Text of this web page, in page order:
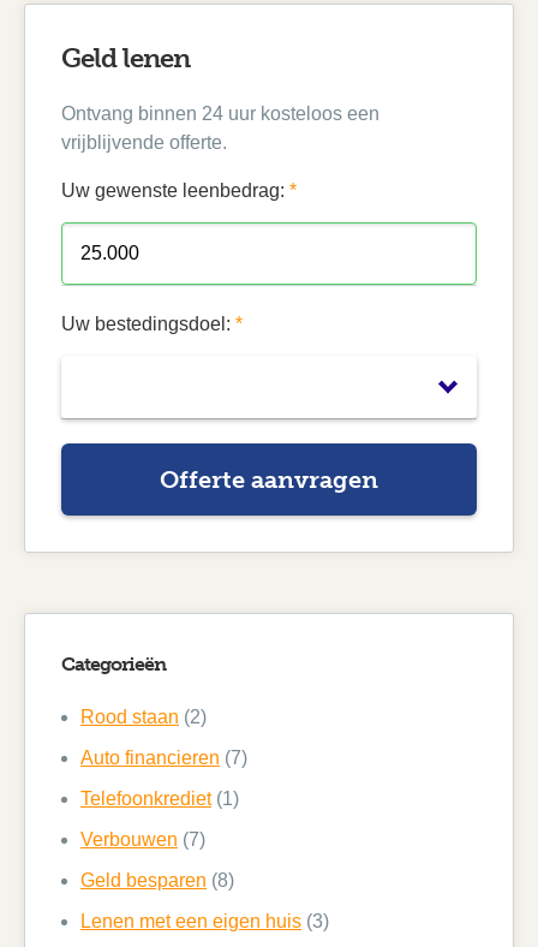
Geld lenen
Ontvang binnen 24 uur kosteloos een
vrijblijvende offerte.
Uw gewenste leenbedrag: *
Uw bestedingsdoel: *
Offerte aanvragen
Categorieën
Rood staan (2)
Auto financieren (7)
Telefoonkrediet(1)
Verbouwen (7)
Geld besparen (8)
Lenen met een eigen huis (3)